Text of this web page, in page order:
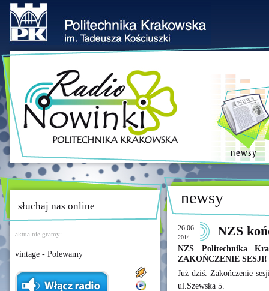
słuchaj nas online
aktualnie gramy:
vintage - Polewamy
newsy
26.06
2014 NZS
NZS Politechnika
ZAKOŃCZENIE SESJI!
Już dziś. Zakończenie
ul.Szewska 5.